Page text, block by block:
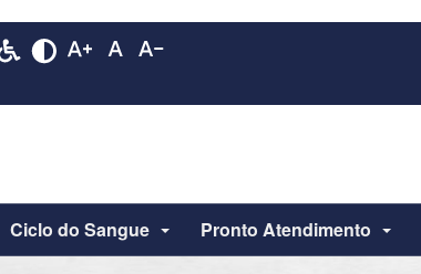
Ciclo do Sangue Pronto Atendimento